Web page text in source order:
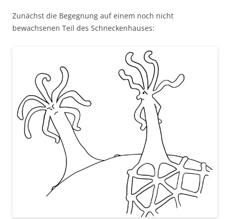
Zunächst die Begegnung auf einem noch nicht
bewachsenen Teil des Schneckenhauses: